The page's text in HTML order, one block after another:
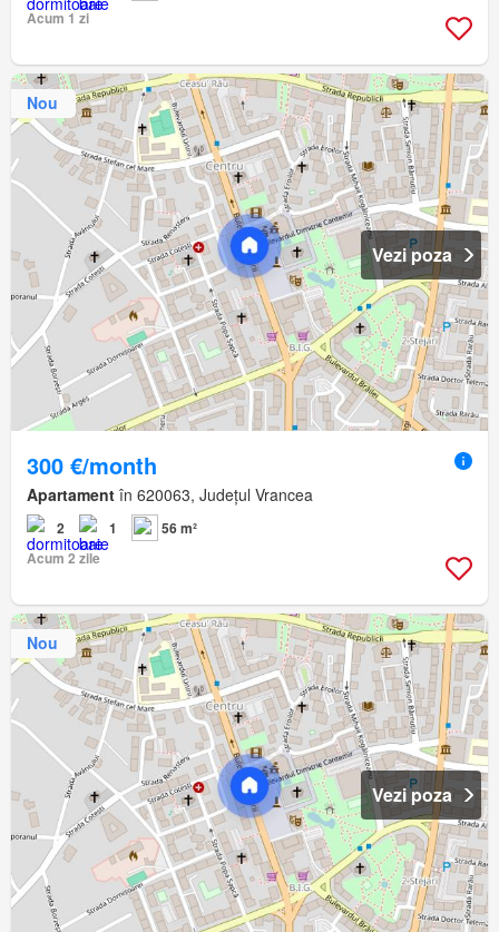
Acum 1 zi
Nou
Vezi poza
300 €/month
Apartament în 620063, Județul Vrancea
2 1
56 m²
Acum 2 zile
Nou
Vezi poza